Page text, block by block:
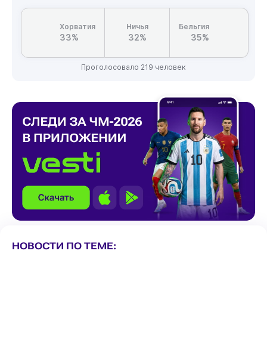
Хорватия
33%
Ничья
32%
Бельгия
35%
Проголосовало 219 человек
НОВОСТИ ПО ТЕМЕ: